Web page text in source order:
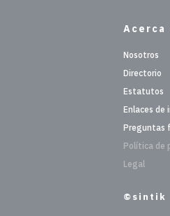
Acerca
Nosotros
Directorio
Estatutos
Enlaces de
Preguntas
Política de
Legal
©sintik